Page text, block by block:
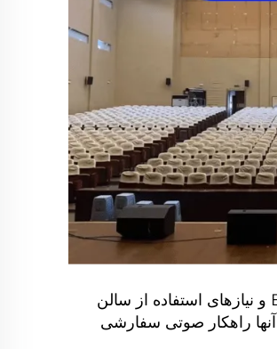
در آغاز پروژه، تیم CHORDIO تحلیل عمیقی از ساختار فضایی Uthetheisa kong، مصالح ساختمانی Broussonetia papyrifera و نیازهای استفاده از سالن
راهکار صوتی سفارشی